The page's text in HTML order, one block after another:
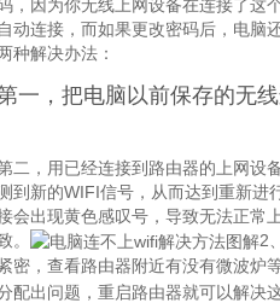
，因为你无线上网设备在连接了这
自动连接，而如果更改密码后，电脑
种解决办法：
一，把电脑以前保存的无
二，用已经连接到路由器的上网设
到新的WIFI信号，从而达到重新进
会出现黄色感叹号，导致无法正常
。
2
密，查看路由器附近有没有微波炉
配出问题，重启路由器就可以解决